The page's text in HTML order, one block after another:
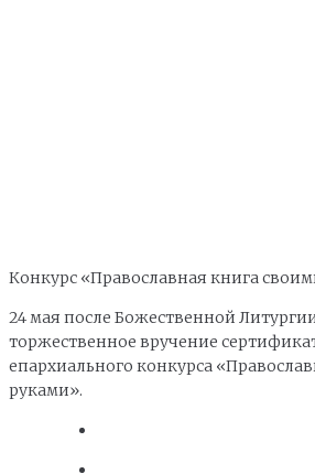
Конкурс «Православная книга
24 мая после Божественной
торжественное вручение
епархиального конкурса
руками».